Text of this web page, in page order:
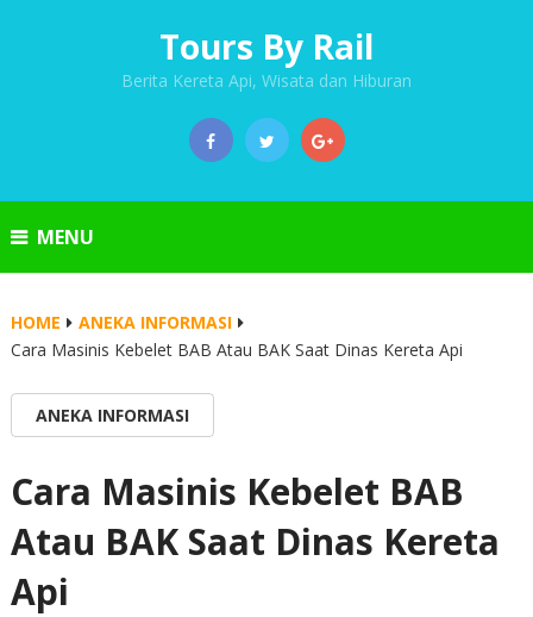
Tours By Rail
Berita Kereta Api, Wisata dan Hiburan
MENU
HOME
ANEKA INFORMASI
Cara Masinis Kebelet BAB Atau BAK Saat Dinas Kereta Api
ANEKA INFORMASI
Cara Masinis Kebelet BAB
Atau BAK Saat Dinas Kereta
Api